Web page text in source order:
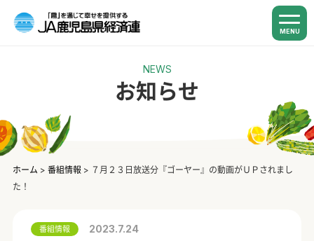
MENU
NEWS
お知らせ
ホーム > 番組情報 > ７月２３日放送分『ゴーヤー』の動画がＵＰされまし
た！
番組情報 2023.7.24